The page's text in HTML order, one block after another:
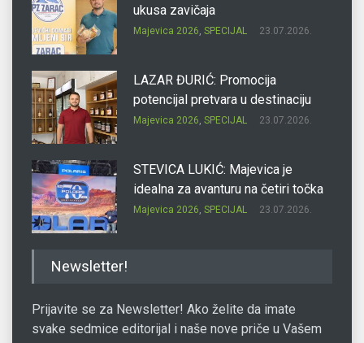
ukusa zavičaja
Majevica 2026, SPECIJAL 23.07.2026.
LAZAR ĐURIĆ: Promocija
potencijal pretvara u destinaciju
Majevica 2026, SPECIJAL 23.07.2026.
STEVICA LUKIĆ: Majevica je
idealna za avanturu na četiri točka
Majevica 2026, SPECIJAL 23.07.2026.
Newsletter!
Prijavite se za Newsletter! Ako želite da imate
svake sedmice editorijal i naše nove priče u Vašem